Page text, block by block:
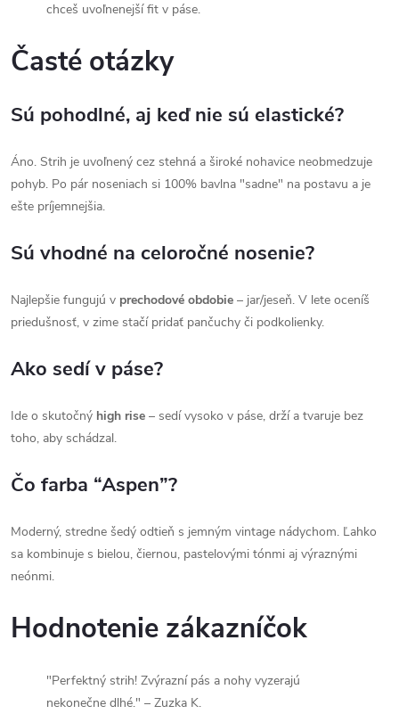
chceš uvoľnenejší fit v páse.
Časté otázky
Sú pohodlné, aj keď nie sú elastické?
Áno. Strih je uvoľnený cez stehná a široké nohavice neobmedzuje
pohyb. Po pár noseniach si 100% bavlna "sadne" na postavu a je
ešte príjemnejšia.
Sú vhodné na celoročné nosenie?
Najlepšie fungujú v prechodové obdobie – jar/jeseň. V lete oceníš
priedušnosť, v zime stačí pridať pančuchy či podkolienky.
Ako sedí v páse?
Ide o skutočný high rise – sedí vysoko v páse, drží a tvaruje bez
toho, aby schádzal.
Čo farba “Aspen”?
Moderný, stredne šedý odtieň s jemným vintage nádychom. Ľahko
sa kombinuje s bielou, čiernou, pastelovými tónmi aj výraznými
neónmi.
Hodnotenie zákazníčok
"Perfektný strih! Zvýrazní pás a nohy vyzerajú
nekonečne dlhé." – Zuzka K.